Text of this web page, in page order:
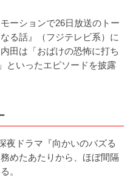
ーションで26日放送のトー
る話』（フジテレビ系）に
田は「おばけの恐怖に打ち
といったエピソードを披露
夜ドラマ『向かいのバズる
めたあたりから、ほぼ間隔
。